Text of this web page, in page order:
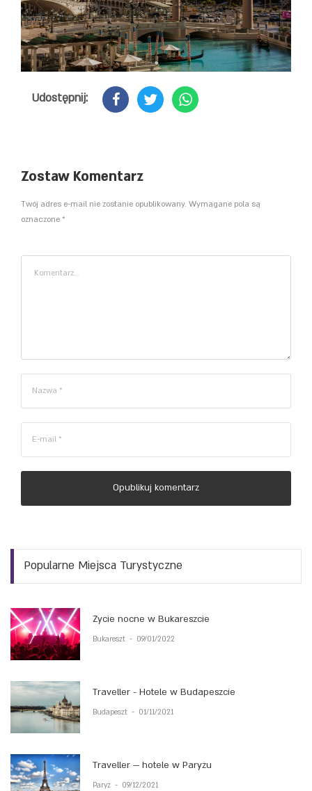
Udostępnij:
Zostaw Komentarz
Twój adres e-mail nie zostanie opublikowany. Wymagane pola są
oznaczone *
Opublikuj komentarz
Popularne Miejsca Turystyczne
Życie nocne w Bukareszcie
Bukareszt - 09/01/2022
Traveller - Hotele w Budapeszcie
Budapeszt - 01/11/2021
Traveller — hotele w Paryżu
Paryż - 09/12/2021